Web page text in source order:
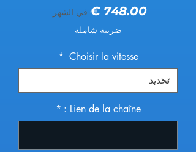
‏748.00 € السعر
في الشهر
ضريبة شاملة
Choisir la vitesse
*
Lien de la chaîne :
*